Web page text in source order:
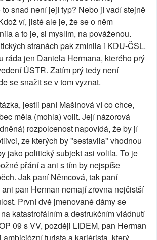
snad není její typ? Nebo jí vadí stejně
ví, jisté ale je, že se o něm
a to je, si myslím, na pováženou.
stranách pak zmínila i KDU-ČSL.
ráda jen Daniela Hermana, kterého prý
ÚSTR. Zatím prý tedy není
se snažit se v tom vyznat.
jestli paní Mašínová ví co chce,
měla (mohla) volit. Její názorová
rozpolcenost napovídá, že by jí
ze kterých by "sestavila" vhodnou
jako politický subjekt asi volila. To je
přání a ani s tím by nejspíše
Jak paní Němcová, tak paní
pan Herman nemají zrovna nejčistší
První dvě jmenované dámy se
katastrofálním a destrukčním vládnutí
09 s VV, později LIDEM, pan Herman